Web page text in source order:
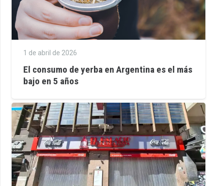
1 de abril de 2026
El consumo de yerba en Argentina es el más
bajo en 5 años